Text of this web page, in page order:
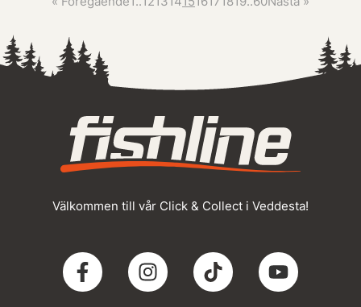
Välkommen till vår Click & Collect i Veddesta!